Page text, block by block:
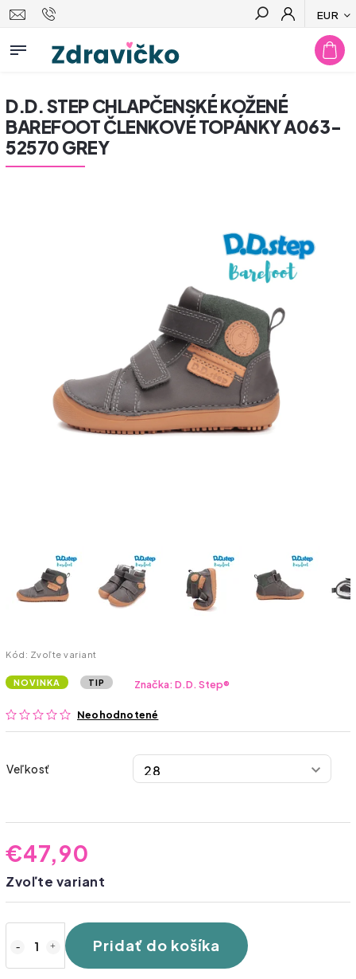
EUR
Hľadať
D.D. STEP CHLAPČENSKÉ KOŽENÉ
BAREFOOT ČLENKOVÉ TOPÁNKY A063-
52570 GREY
Kód: Zvoľte variant
NOVINKA TIP
Neohodnotené
Značka:D.D. Step®
Veľkosť
€47,90
Zvoľte variant
Pridať do košíka